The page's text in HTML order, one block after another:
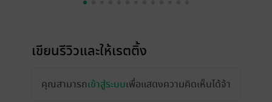
เขียนรีวิวและให้เรตติ้ง
คุณสามารถเข้าสู่ระบบเพื่อแสดงความคิดเห็นได้จ้า